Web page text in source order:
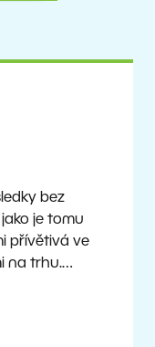
bez
je tomu
přívětivá ve
na trhu.